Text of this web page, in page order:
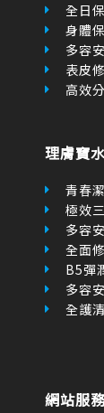
全日
身體
多容
表皮
高效
理膚寶
青春
極效
多容
全面
B5彈
多容
全護
網站服